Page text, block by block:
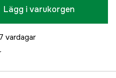
Lägg i varukorgen
vardagar